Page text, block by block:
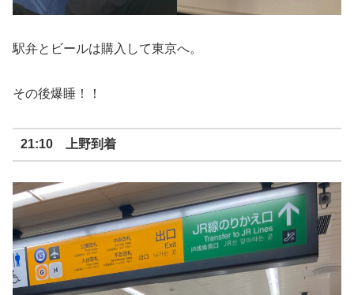
駅弁とビールは購入して東京へ。
その後爆睡！！
21:10 上野到着